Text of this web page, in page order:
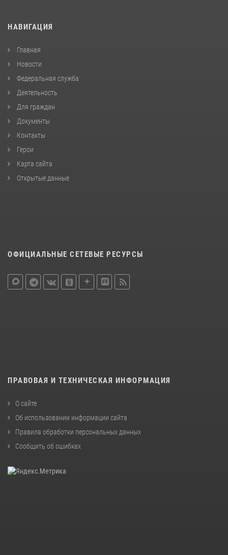
НАВИГАЦИЯ
Главная
Новости
Федеральная служба
Деятельность
Для граждан
Документы
Контакты
Герои
Карта сайта
Открытые данные
ОФИЦИАЛЬНЫЕ СЕТЕВЫЕ РЕСУРСЫ
ПРАВОВАЯ И ТЕХНИЧЕСКАЯ ИНФОРМАЦИЯ
О сайте
Об использовании информации сайта
Правила обработки персональных данных
Сообщить об ошибках